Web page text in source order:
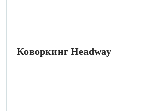
Коворкинг Headway